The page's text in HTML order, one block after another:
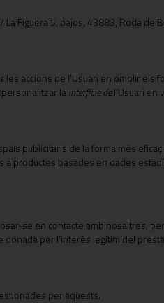
Figuera 5, bajos, 43883, Roda de
accions de l'Usuari en omplir els
lainterfície del'Usuari en
publicitaris de la forma més
productes basades en dades
se en contacte amb nosaltres,
donada per l'interès legítim del
per aquests.